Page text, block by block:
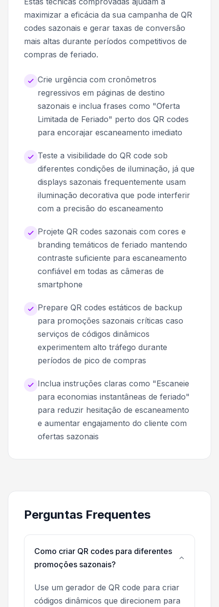
maximizar a eficácia da sua campanha de QR
codes sazonais e gerar taxas de conversão
mais altas durante períodos competitivos de
compras de feriado.
Crie urgência com cronômetros
regressivos em páginas de destino
sazonais e inclua frases como "Oferta
Limitada de Feriado" perto dos QR codes
para encorajar escaneamento imediato
Teste a visibilidade do QR code sob
diferentes condições de iluminação, já que
displays sazonais frequentemente usam
iluminação decorativa que pode interferir
com a precisão do escaneamento
Projete QR codes sazonais com cores e
branding temáticos de feriado mantendo
contraste suficiente para escaneamento
confiável em todas as câmeras de
smartphone
Prepare QR codes estáticos de backup
para promoções sazonais críticas caso
serviços de códigos dinâmicos
experimentem alto tráfego durante
períodos de pico de compras
Inclua instruções claras como "Escaneie
para economias instantâneas de feriado"
para reduzir hesitação de escaneamento
e aumentar engajamento do cliente com
ofertas sazonais
Perguntas Frequentes
Como criar QR codes para diferentes
promoções sazonais?
Use um gerador de QR code para criar
códigos dinâmicos que direcionem para